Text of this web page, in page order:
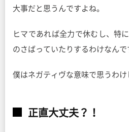
大事だと思うんですよね。
ヒマであれば全力で休むし、特
のさばっていたりするわけなんで
僕はネガティヴな意味で思うわ
正直大丈夫？！